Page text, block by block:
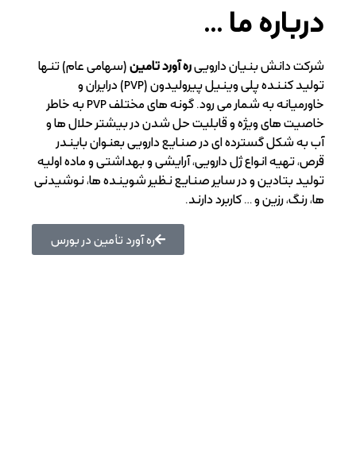
درباره ما ...
شرکت دانش بنیان داروییره آورد تامین(سهامی عام) تنها
تولید کننده پلی وینیل پیرولیدون (PVP) درایران و
خاورمیانه به شمار می رود. گونه های مختلف PVP به خاطر
خاصیت های ویژه و قابلیت حل شدن در بیشتر حلال ها و
آب به شکل گسترده ای در صنایع دارویی بعنوان بايندر
قرص، تهيه انواع ژل دارويی، آرايشی و بهداشتی و ماده اولیه
تولید بتادین و در سایر صنایع نظیر شوینده ها، نوشیدنی
ها، رنگ، رزین و … کاربرد دارند.
ره آورد تأمین در بورس